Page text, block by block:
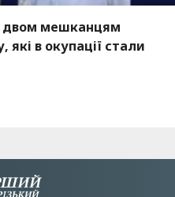
двом мешканцям
в окупації стали